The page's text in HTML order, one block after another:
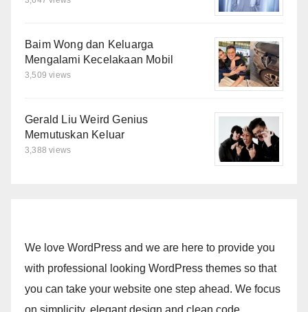
Baim Wong dan Keluarga
Mengalami Kecelakaan Mobil
3,509 views
Gerald Liu Weird Genius
Memutuskan Keluar
3,388 views
We love WordPress and we are here to provide you
with professional looking WordPress themes so that
you can take your website one step ahead. We focus